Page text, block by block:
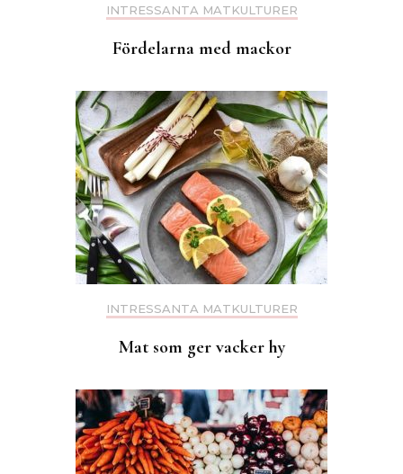
INTRESSANTA MATKULTURER
Fördelarna med mackor
INTRESSANTA MATKULTURER
Mat som ger vacker hy